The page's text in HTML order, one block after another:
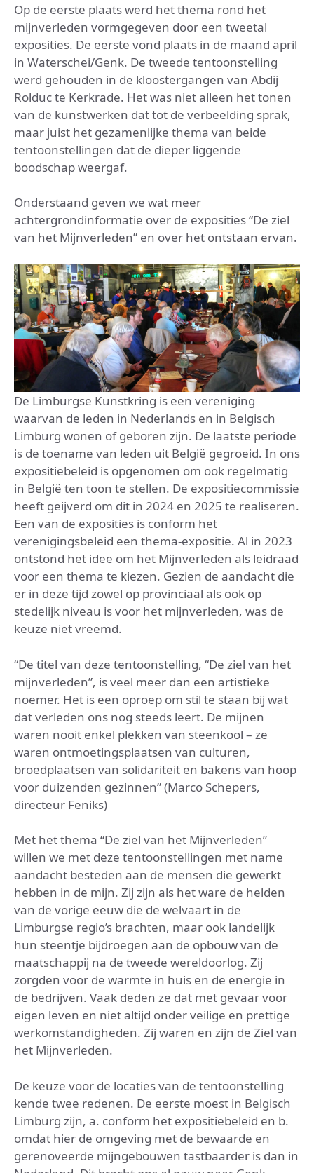
Op de eerste plaats werd het thema rond het
mijnverleden vormgegeven door een tweetal
exposities. De eerste vond plaats in de maand april
in Waterschei/Genk. De tweede tentoonstelling
werd gehouden in de kloostergangen van Abdij
Rolduc te Kerkrade. Het was niet alleen het tonen
van de kunstwerken dat tot de verbeelding sprak,
maar juist het gezamenlijke thema van beide
tentoonstellingen dat de dieper liggende
boodschap weergaf.
Onderstaand geven we wat meer
achtergrondinformatie over de exposities “De ziel
van het Mijnverleden” en over het ontstaan ervan.
De Limburgse Kunstkring is een vereniging
waarvan de leden in Nederlands en in Belgisch
Limburg wonen of geboren zijn. De laatste periode
is de toename van leden uit België gegroeid. In ons
expositiebeleid is opgenomen om ook regelmatig
in België ten toon te stellen. De expositiecommissie
heeft geijverd om dit in 2024 en 2025 te realiseren.
Een van de exposities is conform het
verenigingsbeleid een thema-expositie. Al in 2023
ontstond het idee om het Mijnverleden als leidraad
voor een thema te kiezen. Gezien de aandacht die
er in deze tijd zowel op provinciaal als ook op
stedelijk niveau is voor het mijnverleden, was de
keuze niet vreemd.
“De titel van deze tentoonstelling, “De ziel van het
mijnverleden”, is veel meer dan een artistieke
noemer. Het is een oproep om stil te staan bij wat
dat verleden ons nog steeds leert. De mijnen
waren nooit enkel plekken van steenkool – ze
waren ontmoetingsplaatsen van culturen,
broedplaatsen van solidariteit en bakens van hoop
voor duizenden gezinnen” (Marco Schepers,
directeur Feniks)
Met het thema “De ziel van het Mijnverleden”
willen we met deze tentoonstellingen met name
aandacht besteden aan de mensen die gewerkt
hebben in de mijn. Zij zijn als het ware de helden
van de vorige eeuw die de welvaart in de
Limburgse regio’s brachten, maar ook landelijk
hun steentje bijdroegen aan de opbouw van de
maatschappij na de tweede wereldoorlog. Zij
zorgden voor de warmte in huis en de energie in
de bedrijven. Vaak deden ze dat met gevaar voor
eigen leven en niet altijd onder veilige en prettige
werkomstandigheden. Zij waren en zijn de Ziel van
het Mijnverleden.
De keuze voor de locaties van de tentoonstelling
kende twee redenen. De eerste moest in Belgisch
Limburg zijn, a. conform het expositiebeleid en b.
omdat hier de omgeving met de bewaarde en
gerenoveerde mijngebouwen tastbaarder is dan in